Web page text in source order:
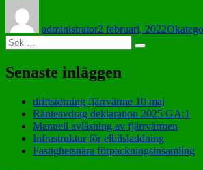
administrator2 februari, 2022
Sök
efter:
Sök
Senaste inläggen
driftstörning fjärrvärme 10 maj
Ränteavdrag deklaration 2025 GA:1
Manuell avläsning av fjärrvärmen
Infrastruktur för elbilsladdning
Fastighetsnära förpackningsinsamling